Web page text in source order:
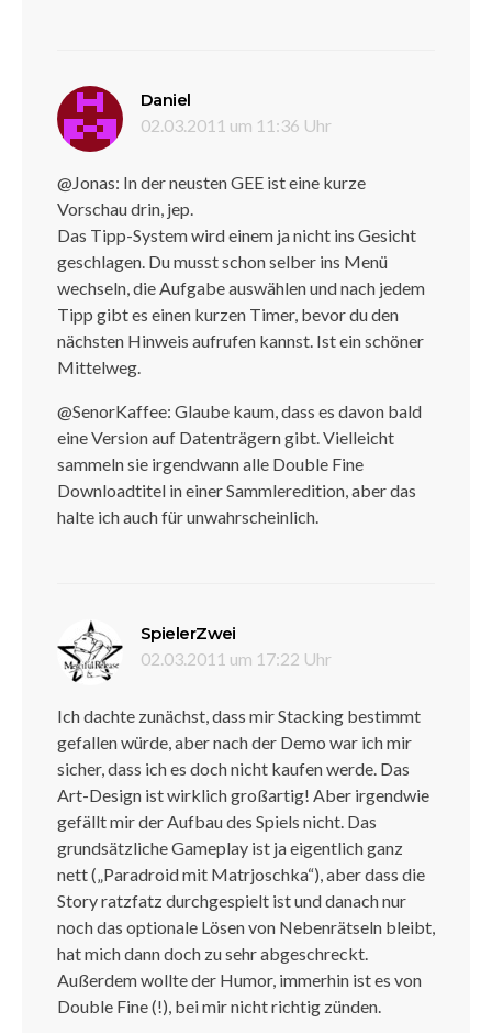
Daniel
02.03.2011 um 11:36 Uhr
@Jonas: In der neusten GEE ist eine kurze
Vorschau drin, jep.
Das Tipp-System wird einem ja nicht ins Gesicht
geschlagen. Du musst schon selber ins Menü
wechseln, die Aufgabe auswählen und nach jedem
Tipp gibt es einen kurzen Timer, bevor du den
nächsten Hinweis aufrufen kannst. Ist ein schöner
Mittelweg.
@SenorKaffee: Glaube kaum, dass es davon bald
eine Version auf Datenträgern gibt. Vielleicht
sammeln sie irgendwann alle Double Fine
Downloadtitel in einer Sammleredition, aber das
halte ich auch für unwahrscheinlich.
SpielerZwei
02.03.2011 um 17:22 Uhr
Ich dachte zunächst, dass mir Stacking bestimmt
gefallen würde, aber nach der Demo war ich mir
sicher, dass ich es doch nicht kaufen werde. Das
Art-Design ist wirklich großartig! Aber irgendwie
gefällt mir der Aufbau des Spiels nicht. Das
grundsätzliche Gameplay ist ja eigentlich ganz
nett („Paradroid mit Matrjoschka“), aber dass die
Story ratzfatz durchgespielt ist und danach nur
noch das optionale Lösen von Nebenrätseln bleibt,
hat mich dann doch zu sehr abgeschreckt.
Außerdem wollte der Humor, immerhin ist es von
Double Fine (!), bei mir nicht richtig zünden.